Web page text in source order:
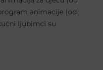
animacije (od
ljubimci su